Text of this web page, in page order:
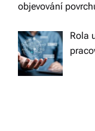
objevování
Rola